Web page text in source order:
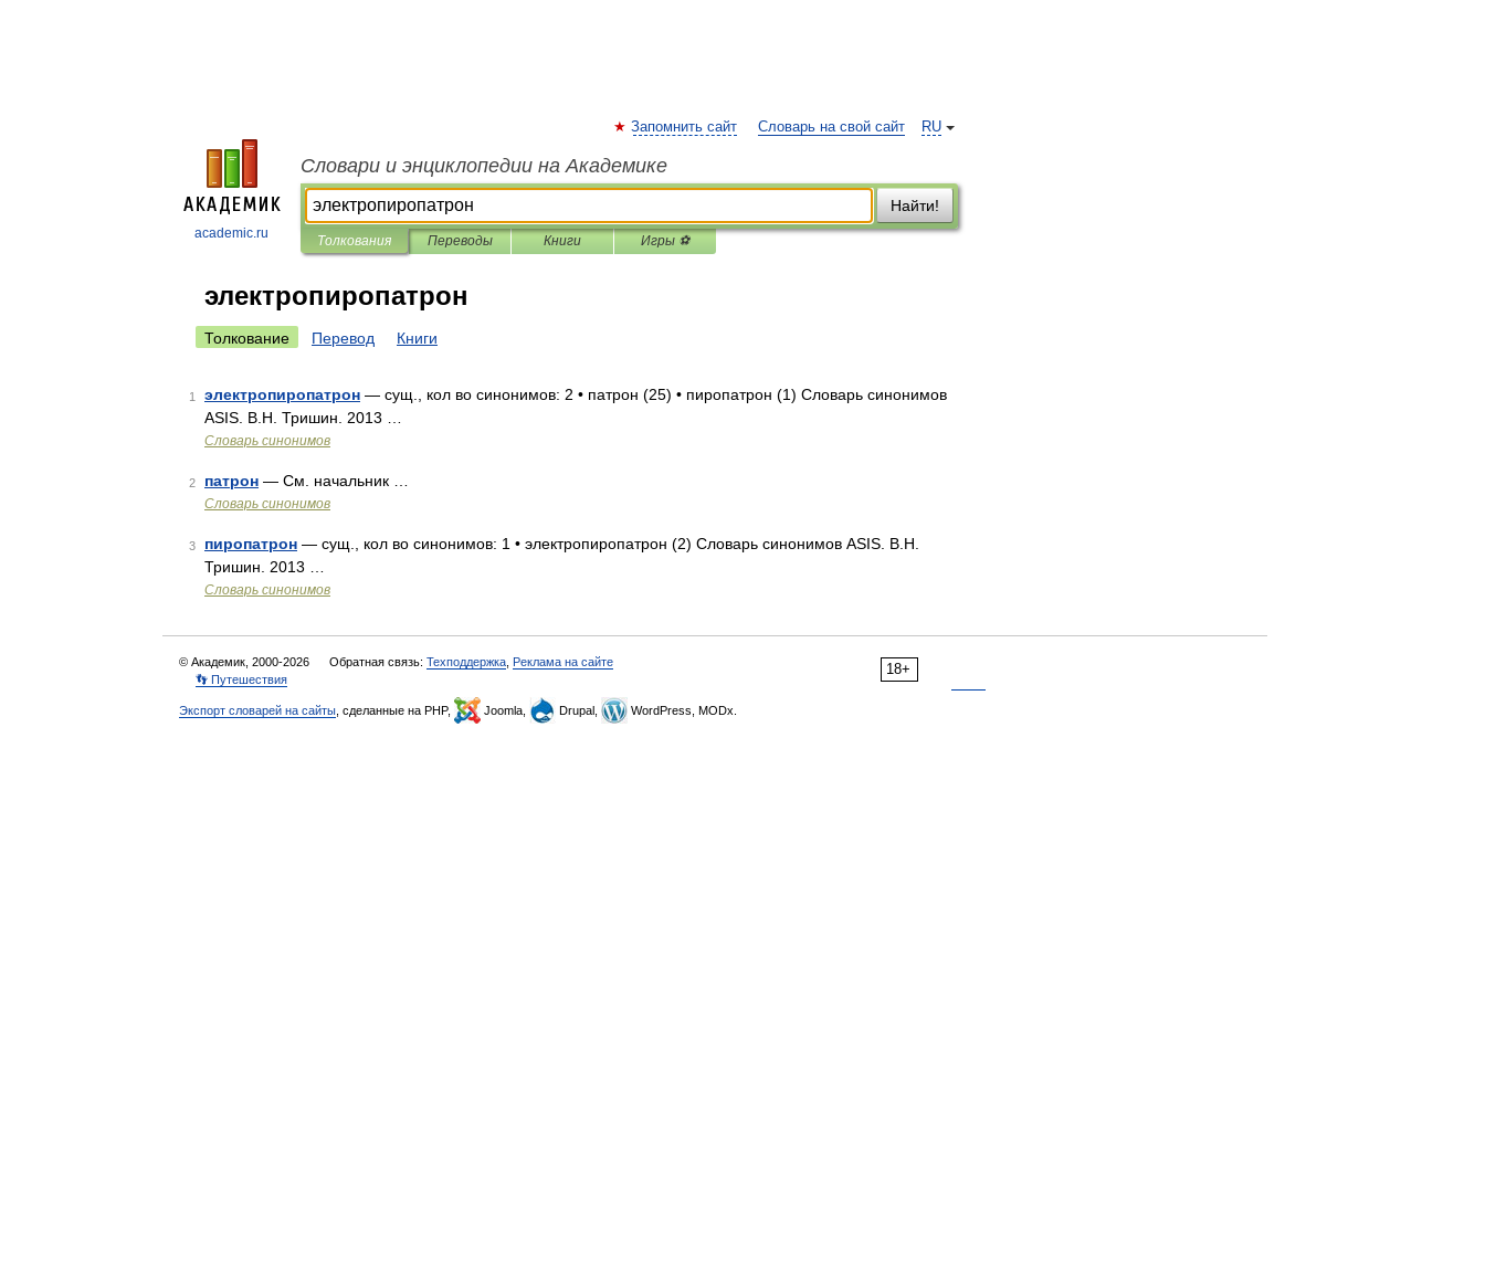
academic.ru
RU
Запомнить сайт Словарь на свой сайт
Словари и энциклопедии на Академике
Найти!
Толкования Переводы Книги Игры ⚽
электропиропатрон
Толкование Перевод Книги
1 электропиропатрон — сущ., кол во синонимов: 2 • патрон (25) • пиропатрон (1) Словарь синонимов
ASIS. В.Н. Тришин. 2013 …
Словарь синонимов
2 патрон — См. начальник …
Словарь синонимов
3 пиропатрон — сущ., кол во синонимов: 1 • электропиропатрон (2) Словарь синонимов ASIS. В.Н.
Тришин. 2013 …
Словарь синонимов
18+
© Академик, 2000-2026 Обратная связь: Техподдержка Реклама на сайте
👣 Путешествия
Экспорт словарей на сайты , сделанные на PHP, Joomla, Drupal, WordPress, MODx.